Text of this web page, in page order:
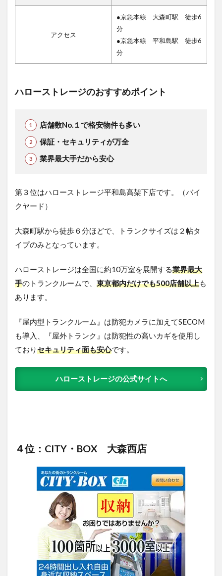
アクセス
●京急本線 大森町駅 徒歩6
分
●京急本線 平和島駅 徒歩6
分
ハローストレージのおすすめポイント
店舗数No.１で格安物件も多い
保証・セキュリティが万全
業界最大手だから安心
第３位はハローストレージ平和島高架下店です。（バイ
クヤード）
大森町駅から徒歩６分ほどで、トランクサイズは２帖タ
イプのみとなっています。
ハローストレージは全国に約10万室を展開する業界最大
手のトランクルームで、 東京都内だけでも500店舗以上も
あります。
『屋内型トランクルーム』は防犯カメラに加えてSECOM
も導入、『屋外トランク』は防犯性の高いカギを使用し
ておりセキュリティ面も安心です。
ハローストレージの公式サイトへ
４位：CITY・BOX 大森西店